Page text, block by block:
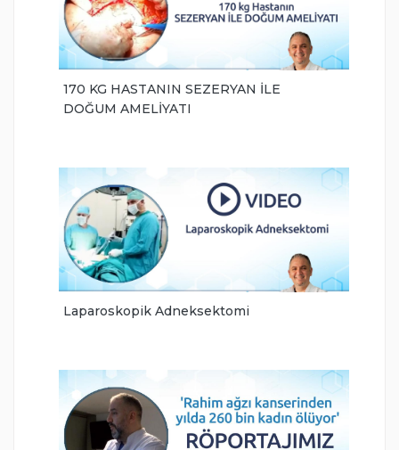
170 KG HASTANIN SEZERYAN İLE
DOĞUM AMELİYATI
Laparoskopik Adneksektomi